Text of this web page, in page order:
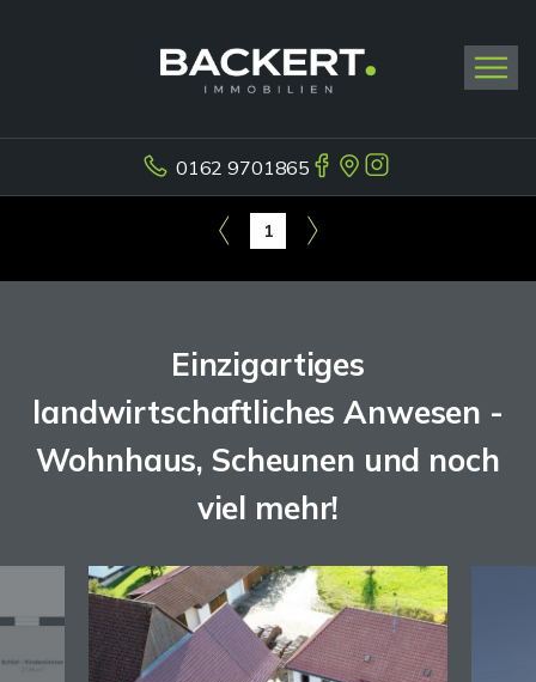
0162 9701865
1
Einzigartiges
landwirtschaftliches Anwesen -
Wohnhaus, Scheunen und noch
viel mehr!